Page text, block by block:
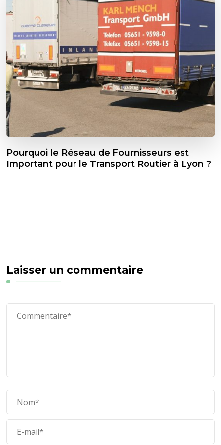
Pourquoi le Réseau de Fournisseurs est
Important pour le Transport Routier à Lyon ?
Laisser un commentaire